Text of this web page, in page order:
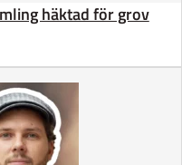
häktad för grov